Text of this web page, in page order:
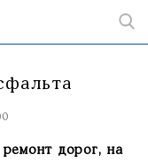
дорог, на